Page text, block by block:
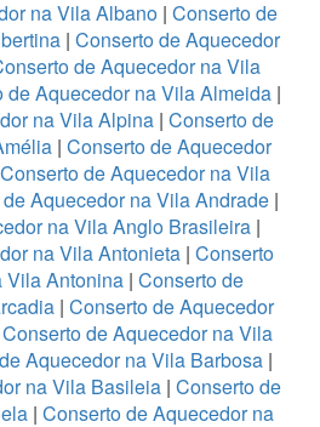
na Vila Albano| Conserto de
| Conserto de Aquecedor
de Aquecedor na Vila
de Aquecedor na Vila Almeida |
na Vila Alpina | Conserto de
| Conserto de Aquecedor
Conserto de Aquecedor na Vila
Aquecedor na Vila Andrade|
na Vila Anglo Brasileira|
na Vila Antonieta | Conserto
Vila Antonina| Conserto de
| Conserto de Aquecedor
Conserto de Aquecedor na Vila
Aquecedor na Vila Barbosa |
na Vila Basileia | Conserto de
| Conserto de Aquecedor na